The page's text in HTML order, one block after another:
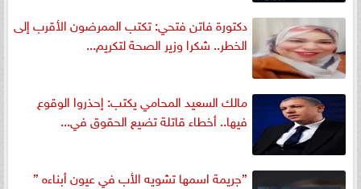
دكتورة فاتن فتحي: تكتب الممرضون الأقرب إلى
الخطر.. شكرا وزير الصحة لتكريم...
مالك السعيد المحامي يكتب: إحذروا الوقوع
فيها.. أخطاء قاتلة تضيع الحقوق في...
”جريمة اسمها تشويه الأب في عيون أبناءه ”